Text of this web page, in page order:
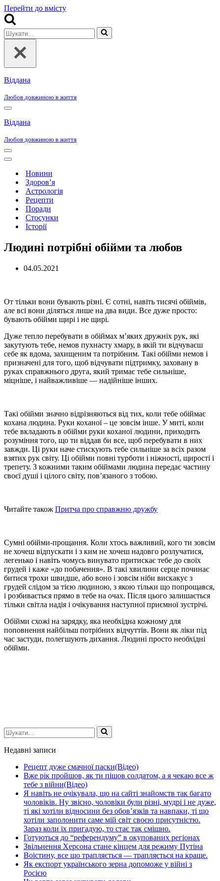
Перейти до вмісту
Шукати...
Віддана
Любов довжиною в життя
Меню
навігації
Віддана
Любов довжиною в життя
Меню
навігації
Меню
навігаціїНовини
Здоров’я
Астрологія
Рецепти
Поради
Стосунки
Історії
Людині потрібні обійми та любов
04.05.2021
От тільки вони бувають різні. Є сотні, навіть тисячі обіймів,
але всі вони діляться лише на два види. Все дуже просто:
бувають обійми щирі і не щирі.
Дуже тепло перебувати в обіймах м’яких дружніх рук, які
закутують тебе, немов пухнасту хмару, в якій ти відчуваєш
себе як вдома, захищеним та потрібним. Такі обійми немов і
призначені для того, щоб відчувати підтримку, заховану в
руках справжнього друга, який тримає тебе сильніше,
міцніше, і найважливіше — надійніше інших.
Такі обійми значно відрізняються від тих, коли тебе обіймає
кохана людина. Руки коханої – це зовсім інше. У миті, коли
тебе вкладають в обійми руки коханої людини, приходить
розуміння того, що ти віддав би все, щоб перебувати в них
завжди. Ці руки наче стискують тебе сильніше за всіх разом
взятих рук світу. Ці обійми повні турботи і ніжності, щирості і
трепету. З кожними таким обіймами людина передає частину
своєї душі і цілого світу, пов’язаного з тобою.
Читайте також Притча про справжню дружбу
Сумні обійми-прощання. Коли хтось важливий, кого ти зовсім
не хочеш відпускати і з ким не хочеш надовго розлучатися,
легенько і навіть чомусь винувато притискає тебе до своїх
грудей і каже «до побачення». В такі хвилини серце починає
битися трохи швидше, або воно і зовсім ніби вискакує з
грудей слідом за тією людиною, з якою тільки що попрощався,
і розбивається прямо в тебе на очах. Після цього залишається
тільки світла надія і очікування наступної приємної зустрічі.
Обійми схожі на зарядку, яка необхідна кожному для
поповнення найбільш потрібних відчуттів. Вони як ліки під
час застуди, полегшують дихання. Людині просто необхідні
обійми.
Шукати...
Недавні записи
Рецепт дуже смачної паски(Відео)
Вже рік пройшов, як ти пішов солдатом, а я чекаю все ж
тебе з війни(Відео)
Я навіть не очікувала, що на сайті знайомств так багато
чоловіків. Ну звісно, чоловіки були різні, мудрі і не дуже,
ті які хотіли відносини без обов’язків та навпаки, ті що
хотіли заполонити саме мій світ своєю присутністю.
Зараз коли їх пригадую, то стає так смішно.
Готуються до “референдуму” в окупованих регіонах
Звільнення Херсона стане кінцем для режиму Путіна
Воістину, все що трапляється — трапляється на краще.
Як експорт українського зерна допоможе у війні з
Росією